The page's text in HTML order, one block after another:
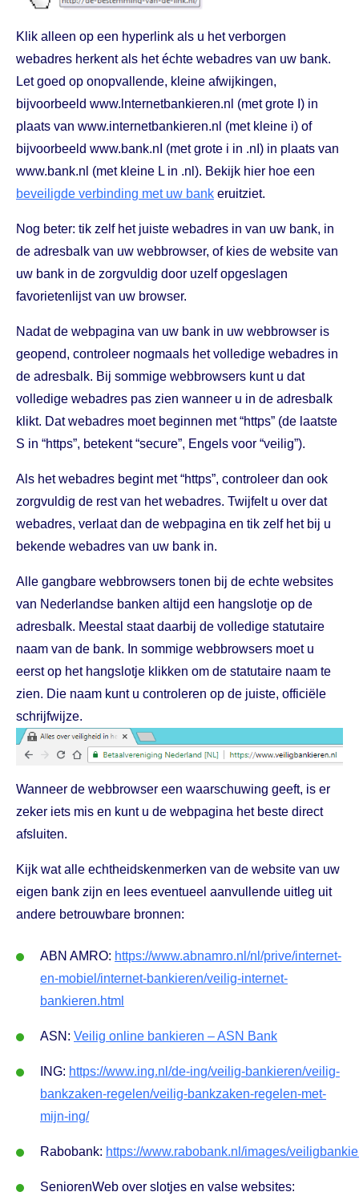
Klik alleen op een hyperlink als u het verborgen
webadres herkent als het échte webadres van uw bank.
Let goed op onopvallende, kleine afwijkingen,
bijvoorbeeld www.lnternetbankieren.nl (met grote I) in
plaats van www.internetbankieren.nl (met kleine i) of
bijvoorbeeld www.bank.nI (met grote i in .nI) in plaats van
www.bank.nl (met kleine L in .nl). Bekijk hier hoe een
beveiligde verbinding met uw bank eruitziet.
Nog beter: tik zelf het juiste webadres in van uw bank, in
de adresbalk van uw webbrowser, of kies de website van
uw bank in de zorgvuldig door uzelf opgeslagen
favorietenlijst van uw browser.
Nadat de webpagina van uw bank in uw webbrowser is
geopend, controleer nogmaals het volledige webadres in
de adresbalk. Bij sommige webbrowsers kunt u dat
volledige webadres pas zien wanneer u in de adresbalk
klikt. Dat webadres moet beginnen met “https” (de laatste
S in “https”, betekent “secure”, Engels voor “veilig”).
Als het webadres begint met “https”, controleer dan ook
zorgvuldig de rest van het webadres. Twijfelt u over dat
webadres, verlaat dan de webpagina en tik zelf het bij u
bekende webadres van uw bank in.
Alle gangbare webbrowsers tonen bij de echte websites
van Nederlandse banken altijd een hangslotje op de
adresbalk. Meestal staat daarbij de volledige statutaire
naam van de bank. In sommige webbrowsers moet u
eerst op het hangslotje klikken om de statutaire naam te
zien. Die naam kunt u controleren op de juiste, officiële
schrijfwijze.
Wanneer de webbrowser een waarschuwing geeft, is er
zeker iets mis en kunt u de webpagina het beste direct
afsluiten.
Kijk wat alle echtheidskenmerken van de website van uw
eigen bank zijn en lees eventueel aanvullende uitleg uit
andere betrouwbare bronnen:
ABN AMRO: https://www.abnamro.nl/nl/prive/internet-
en-mobiel/internet-bankieren/veilig-internet-
bankieren.html
ASN: Veilig online bankieren – ASN Bank
ING: https://www.ing.nl/de-ing/veilig-bankieren/veilig-
bankzaken-regelen/veilig-bankzaken-regelen-met-
mijn-ing/
Rabobank: https://www.rabobank.nl/images/
SeniorenWeb over slotjes en valse websites: